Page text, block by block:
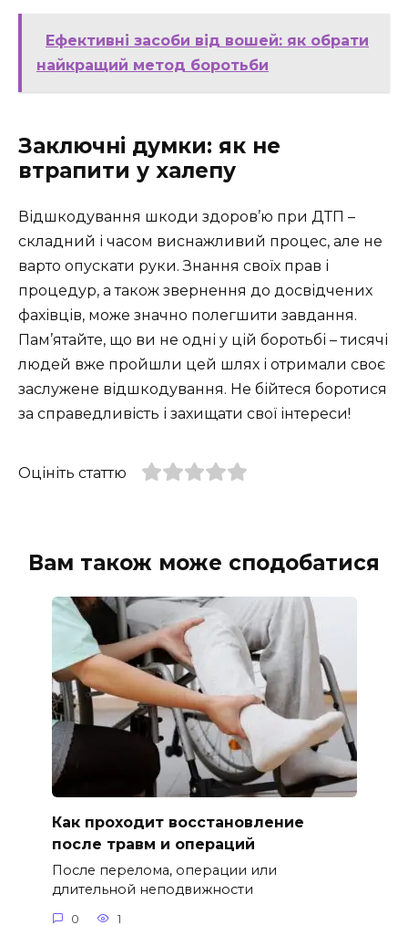
Ефективні засоби від вошей: як обрати
найкращий метод боротьби
Заключні думки: як не
втрапити у халепу
Відшкодування шкоди здоров’ю при ДТП –
складний і часом виснажливий процес, але не
варто опускати руки. Знання своїх прав і
процедур, а також звернення до досвідчених
фахівців, може значно полегшити завдання.
Пам’ятайте, що ви не одні у цій боротьбі – тисячі
людей вже пройшли цей шлях і отримали своє
заслужене відшкодування. Не бійтеся боротися
за справедливість і захищати свої інтереси!
Оцініть статтю
Вам також може сподобатися
Как проходит восстановление
после травм и операций
После перелома, операции или
длительной неподвижности
0 1